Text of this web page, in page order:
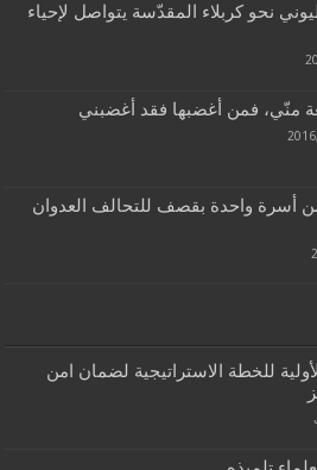
نحو كربلاء المقدّسة يتواصل لإحياء
منّي، فمن أغضبها فقد أغضبني
من أسرة واحدة بقصف للتحالف العدوان
للخطة الاستراتيجية لضمان امن